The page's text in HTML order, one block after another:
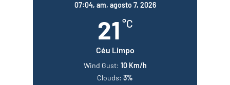
07:04, am, agosto 7, 2026
21 °C
Céu Limpo
Wind Gust: 10 Km/h
Clouds: 3%